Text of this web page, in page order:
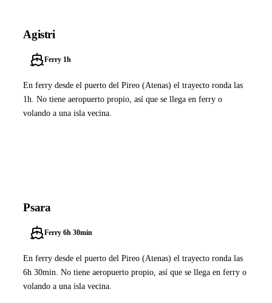
Agistri
Ferry 1h
En ferry desde el puerto del Pireo (Atenas) el trayecto ronda las
1h. No tiene aeropuerto propio, así que se llega en ferry o
volando a una isla vecina.
Psara
Ferry 6h 30min
En ferry desde el puerto del Pireo (Atenas) el trayecto ronda las
6h 30min. No tiene aeropuerto propio, así que se llega en ferry o
volando a una isla vecina.